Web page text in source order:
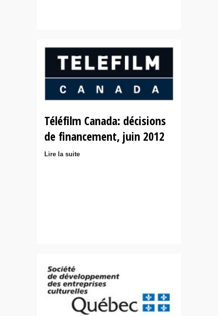
Téléfilm Canada: décisions
de financement, juin 2012
Lire la suite